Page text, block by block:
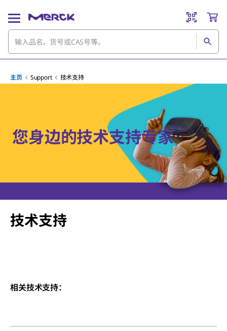
主页 Support 技术支持
您身边的技术支持专家
技术支持
相关技术支持：